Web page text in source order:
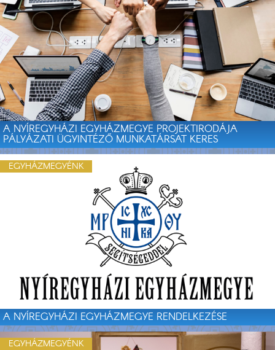
A NYÍREGYHÁZI EGYHÁZMEGYE PROJEKTIRODÁJA
PÁLYÁZATI ÜGYINTÉZŐ MUNKATÁRSAT KERES
A NYÍREGYHÁZI EGYHÁZMEGYE RENDELKEZÉSE
EGYHÁZMEGYÉNK
EGYHÁZMEGYÉNK